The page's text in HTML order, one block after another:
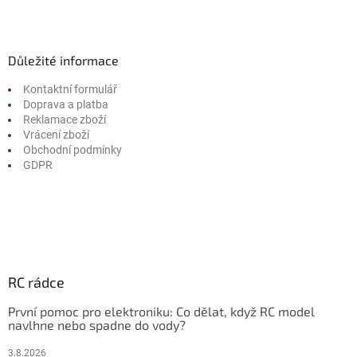
Důležité informace
Kontaktní formulář
Doprava a platba
Reklamace zboží
Vrácení zboží
Obchodní podmínky
GDPR
RC rádce
První pomoc pro elektroniku: Co dělat, když RC model
navlhne nebo spadne do vody?
3.8.2026